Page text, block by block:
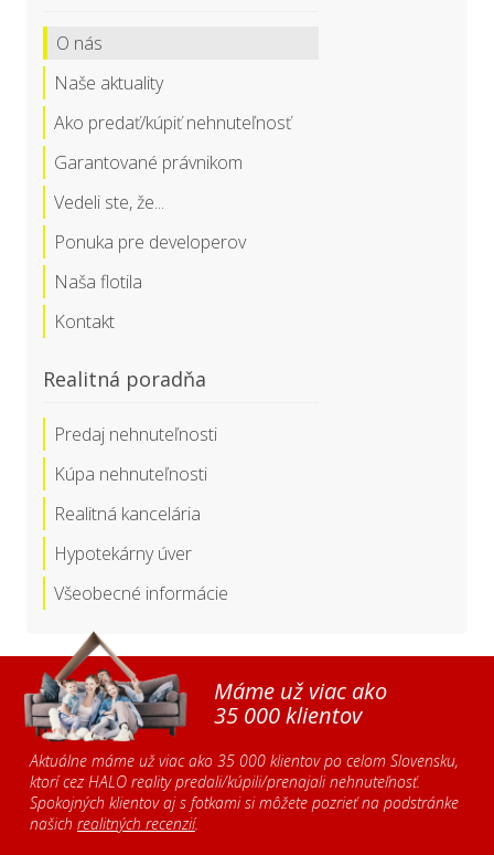
O nás
Naše aktuality
Ako predať/kúpiť nehnuteľnosť
Garantované právnikom
Vedeli ste, že...
Ponuka pre developerov
Naša flotila
Kontakt
Realitná poradňa
Predaj nehnuteľnosti
Kúpa nehnuteľnosti
Realitná kancelária
Hypotekárny úver
Všeobecné informácie
Máme už viac ako
35 000 klientov
Aktuálne máme už viac ako 35 000 klientov po celom Slovensku,
ktorí cez HALO reality predali/kúpili/prenajali nehnuteľnosť.
Spokojných klientov aj s fotkami si môžete pozrieť na podstránke
našich realitných recenzií.